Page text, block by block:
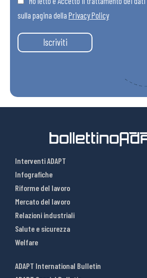
sulla pagina della Privacy Policy
Iscriviti
Interventi ADAPT
Infografiche
Riforme del lavoro
Mercato del lavoro
Relazioni industriali
Salute e sicurezza
Welfare
ADAPT International Bulletin